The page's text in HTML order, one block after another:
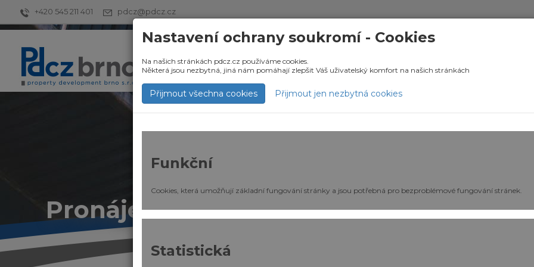
+420 545 211 401 pdcz@pdcz.cz
Pronájem bez provize
Nastavení ochrany soukromí - Cookies
Na našich stránkách pdcz.cz používáme cookies.
Některá jsou nezbytná, jiná nám pomáhají zlepšit Váš uživatelský komfort na našich stránkách
Přijmout všechna cookies Přijmout jen nezbytná cookies
Funkční
Cookies, která umožňují základní fungování stránky a jsou potřebná pro bezproblémové fungování stránek.
Statistická